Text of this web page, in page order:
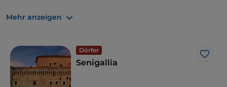
aufeinanderfolgende Epochen
Malatesta-Zeit, bis sie unter der Familie Della Rovere
zu der Festung wurde, die wir heute sehen. Es ist ein
Ort, der sich nach und nach offenbart, als würde
Mehr anzeigen
Dörfer
Like
Senigallia